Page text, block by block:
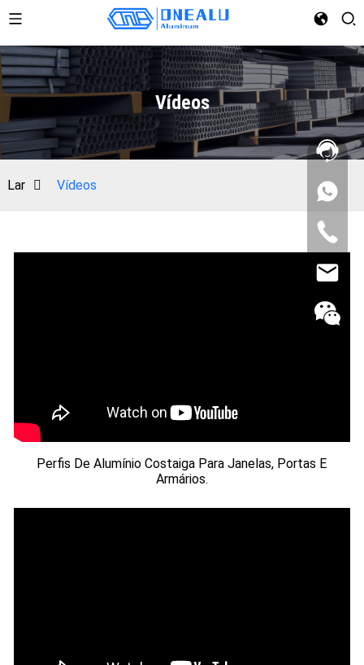
Vídeos
Lar Vídeos
Perfis De Alumínio Costaiga Para Janelas, Portas E
Armários.